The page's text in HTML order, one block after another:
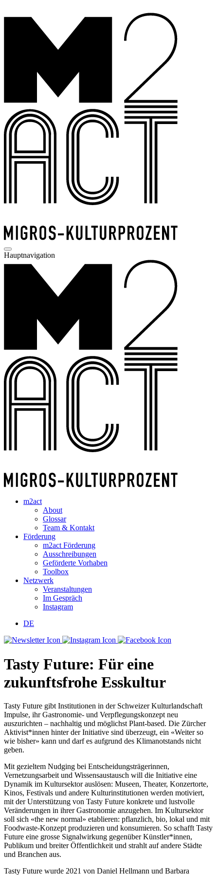
Hauptnavigation
m2act
About
Glossar
Team & Kontakt
Förderung
m2act Förderung
Ausschreibungen
Geförderte Vorhaben
Toolbox
Netzwerk
Veranstaltungen
Im Gespräch
Instagram
DE
Tasty Future: Für eine
zukunftsfrohe Esskultur
Tasty Future gibt Institutionen in der Schweizer Kulturlandschaft
Impulse, ihr Gastronomie- und Verpflegungskonzept neu
auszurichten – nachhaltig und möglichst Plant-based. Die Zürcher
Aktivist*innen hinter der Initiative sind überzeugt, ein «Weiter so
wie bisher» kann und darf es aufgrund des Klimanotstands nicht
geben.
Mit gezieltem Nudging bei Entscheidungsträgerinnen,
Vernetzungsarbeit und Wissensaustausch will die Initiative eine
Dynamik im Kultursektor auslösen: Museen, Theater, Konzertorte,
Kinos, Festivals und andere Kulturinstitutionen werden motiviert,
mit der Unterstützung von Tasty Future konkrete und lustvolle
Veränderungen in ihrer Gastronomie anzugehen. Im Kultursektor
soll sich «the new normal» etablieren: pflanzlich, bio, lokal und mit
Foodwaste-Konzept produzieren und konsumieren. So schafft Tasty
Future eine grosse Signalwirkung gegenüber Künstler*innen,
Publikum und breiter Öffentlichkeit und strahlt auf andere Städte
und Branchen aus.
Tasty Future wurde 2021 von Daniel Hellmann und Barbara